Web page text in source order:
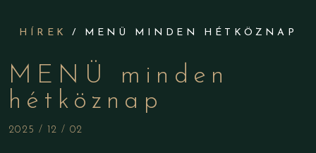
HÍREK / MENÜ MINDEN HÉTKÖZNAP
MENÜ minden
hétköznap
2025 / 12 / 02